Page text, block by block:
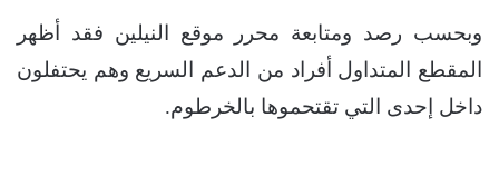
وبحسب رصد ومتابعة محرر موقع النيلين فقد أظهر
المقطع المتداول أفراد من الدعم السريع وهم يحتفلون
داخل إحدى التي تقتحموها بالخرطوم.